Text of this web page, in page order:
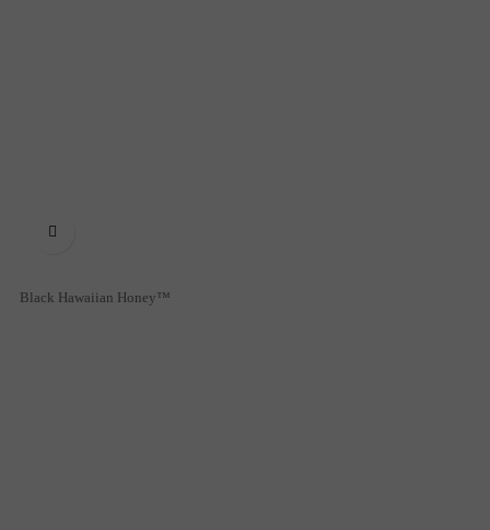

Black Hawaiian Honey™